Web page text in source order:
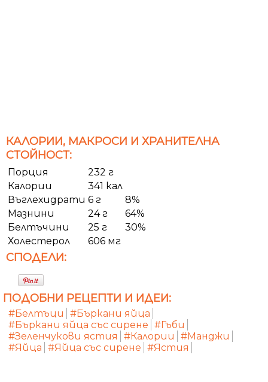
КАЛОРИИ, МАКРОСИ И ХРАНИТЕЛНА
СТОЙНОСТ:
Порция
232 г
Калории
341 кал
Въглехидрати 6 г
8%
Мазнини
24 г
64%
Белтъчини
25 г
30%
Холестерол
606 мг
СПОДЕЛИ:
ПОДОБНИ РЕЦЕПТИ И ИДЕИ:
#Белтъци
#Бъркани яйца
#Бъркани яйца със сирене #Гъби
#Зеленчукови ястия
#Калории
#Манджи
#Яйца #Яйца със сирене #Ястия